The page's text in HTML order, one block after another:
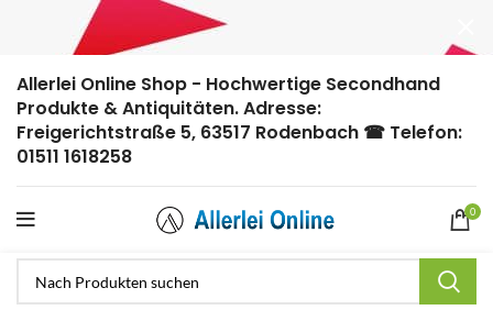
Allerlei Online Shop - Hochwertige Secondhand
Produkte & Antiquitäten. Adresse:
Freigerichtstraße 5, 63517 Rodenbach ☎ Telefon:
01511 1618258
0